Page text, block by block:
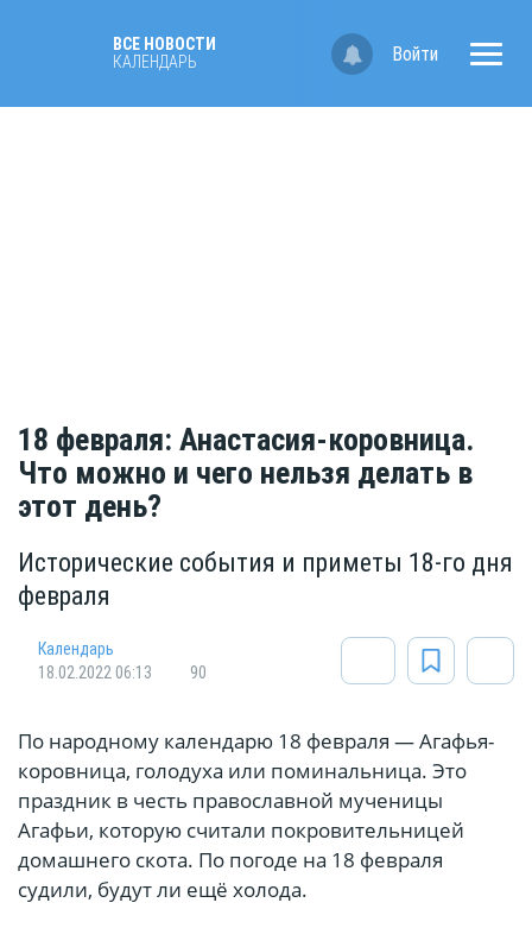
ВСЕ НОВОСТИ
КАЛЕНДАРЬ
Войти
18 февраля: Анастасия-коровница.
Что можно и чего нельзя делать в
этот день?
Исторические события и приметы 18-го дня
февраля
Календарь
18.02.2022 06:13
90
По народному календарю 18 февраля — Агафья-
коровница, голодуха или поминальница. Это
праздник в честь православной мученицы
Агафьи, которую считали покровительницей
домашнего скота. По погоде на 18 февраля
судили, будут ли ещё холода.